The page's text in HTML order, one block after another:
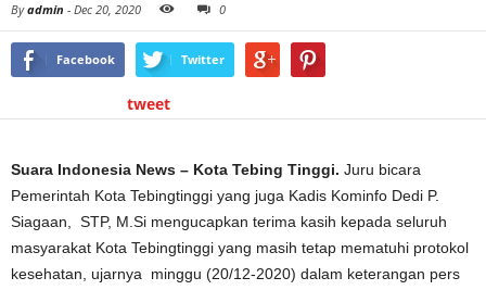
Byadmin - Dec 20, 2020 0
Facebook Twitter
tweet
Suara Indonesia News – Kota Tebing Tinggi. Juru bicara
Pemerintah Kota Tebingtinggi yang juga Kadis Kominfo Dedi P.
Siagaan, STP, M.Si mengucapkan terima kasih kepada seluruh
masyarakat Kota Tebingtinggi yang masih tetap mematuhi protokol
kesehatan, ujarnya minggu (20/12-2020) dalam keterangan pers